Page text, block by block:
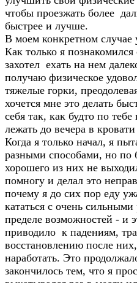
чтобы проезжать более
быстрее и лучше.
В моем конкретном случае
Как только я
захотел ехать на нем
получаю физическое
тяжелые горки,
хочется мне это делать
себя так, как будто по
лежать до вечера в
Когда я только начал, я
разными способами, но по
хорошего из них не
помногу и делал это
почему я до сих пор еду
кататься с очень
пределе возможностей - и
приводило к падениям,
восстановлению после
наработать. Это
закончилось тем, что я